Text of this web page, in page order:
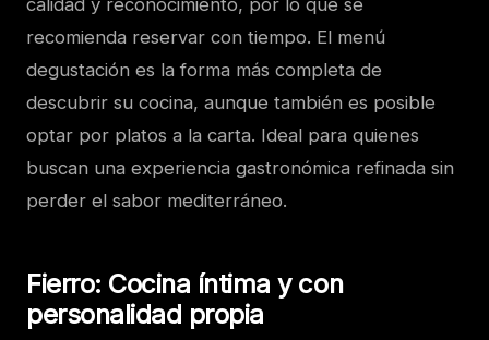
recomienda reservar con tiempo. El menú
degustación es la forma más completa de
descubrir su cocina, aunque también es posible
optar por platos a la carta. Ideal para quienes
buscan una experiencia gastronómica refinada sin
perder el sabor mediterráneo.
Fierro: Cocina íntima y con
personalidad propia